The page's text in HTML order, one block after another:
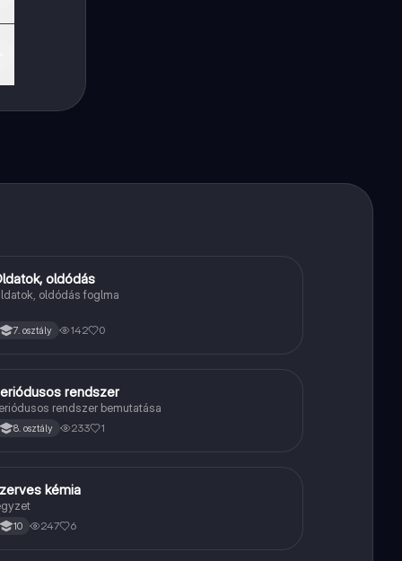
Kémia oldódás
oldódás foglma
7. osztály 142 0
Kémia rendszer
rendszer bemutatása
8. osztály 233 1
Kémia kémia
10 247 6